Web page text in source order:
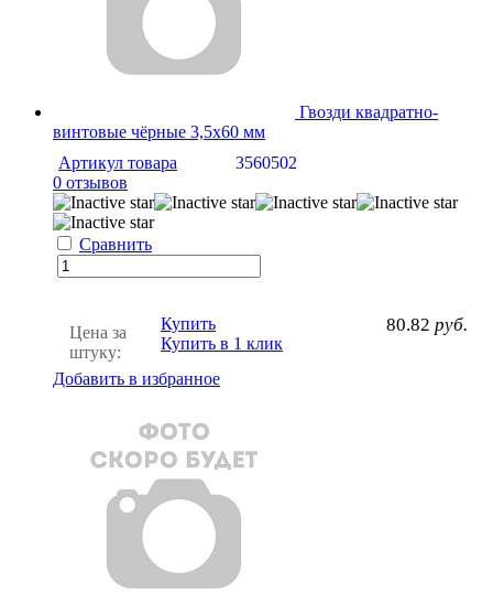
Гвозди квадратно-
винтовые чёрные 3,5x60 мм
Артикул товара
3560502
0 отзывов
Сравнить
Цена за
штуку:
80.82 руб.
Купить
Купить в 1 клик
Добавить в избранное